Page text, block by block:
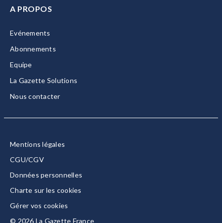
A PROPOS
Evénements
Abonnements
Equipe
La Gazette Solutions
Nous contacter
Mentions légales
CGU/CGV
Données personnelles
Charte sur les cookies
Gérer vos cookies
© 2026 La Gazette France